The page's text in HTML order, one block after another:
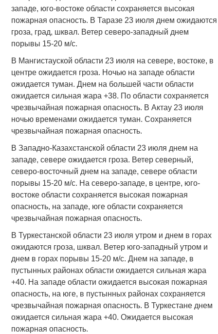
западе, юго-востоке области сохраняется высокая
пожарная опасность. В Таразе 23 июля днем ожидаются
гроза, град, шквал. Ветер северо-западный днем
порывы 15-20 м/с.
В Мангистауской области 23 июля на севере, востоке, в
центре ожидается гроза. Ночью на западе области
ожидается туман. Днем на большей части области
ожидается сильная жара +38. По области сохраняется
чрезвычайная пожарная опасность. В Актау 23 июля
ночью временами ожидается туман. Сохраняется
чрезвычайная пожарная опасность.
В Западно-Казахстанской области 23 июля днем на
западе, севере ожидается гроза. Ветер северный,
северо-восточный днем на западе, севере области
порывы 15-20 м/с. На северо-западе, в центре, юго-
востоке области сохраняется высокая пожарная
опасность, на западе, юге области сохраняется
чрезвычайная пожарная опасность.
В Туркестанской области 23 июля утром и днем в горах
ожидаются гроза, шквал. Ветер юго-западный утром и
днем в горах порывы 15-20 м/с. Днем на западе, в
пустынных районах области ожидается сильная жара
+40. На западе области ожидается высокая пожарная
опасность, на юге, в пустынных районах сохраняется
чрезвычайная пожарная опасность. В Туркестане днем
ожидается сильная жара +40. Ожидается высокая
пожарная опасность.